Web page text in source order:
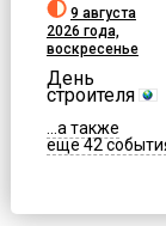
9 августа
2026 года,
воскресенье
День
строителя
...а также
еще 42